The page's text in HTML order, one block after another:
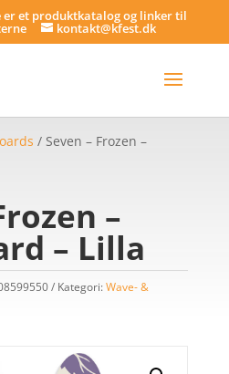
er et produktkatalog og linker til
kontakt@kfest.dk
/ Seven – Frozen –
–
– Lilla
Kategori:Wave- &